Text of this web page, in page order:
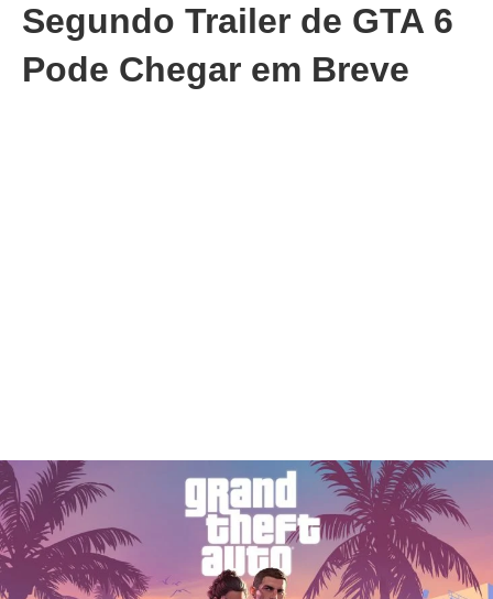
Segundo Trailer de GTA 6
Pode Chegar em Breve